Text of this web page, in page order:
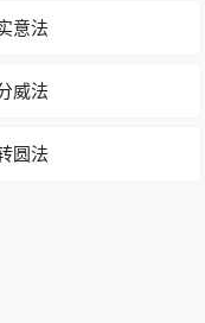
意法
威法
圆法